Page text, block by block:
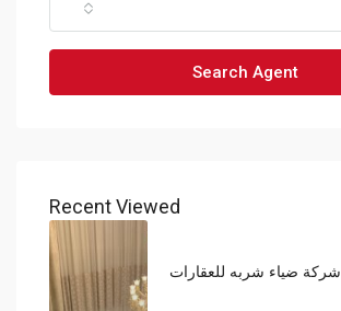
Search Agent
Recent Viewed
شركة ضياء شربه للعقارات